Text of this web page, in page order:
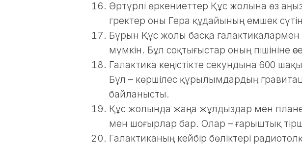
Әртүрлі өркениеттер Құс жолына өз
гректер оны Гера құдайының емшек
Бұрын Құс жолы басқа галактикалармен
мүмкін. Бұл соқтығыстар оның пішініне
Галактика кеңістікте секундына 600
Бұл – көршілес құрылымдардың
байланысты.
Құс жолында жаңа жұлдыздар мен
мен шоғырлар бар. Олар – ғарыштық
Галактиканың кейбір бөліктері